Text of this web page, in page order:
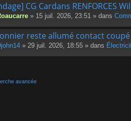
CG Cardans RENFORCES
» 15 juil. 2026, 23:51 » dans
reste allumé contact coupé
» 29 juil. 2026, 18:55 » dans
avancée